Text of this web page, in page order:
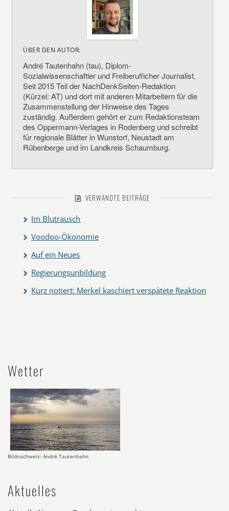
ÜBER DEN AUTOR:
André Tautenhahn (tau), Diplom-
Sozialwissenschaftler und Freiberuflicher Journalist.
Seit 2015 Teil der NachDenkSeiten-Redaktion
(Kürzel: AT) und dort mit anderen Mitarbeitern für die
Zusammenstellung der Hinweise des Tages
zuständig. Außerdem gehört er zum Redaktionsteam
des Oppermann-Verlages in Rodenberg und schreibt
für regionale Blätter in Wunstorf, Neustadt am
Rübenberge und im Landkreis Schaumburg.
VERWANDTE BEITRÄGE
Im Blutrausch
Voodoo-Ökonomie
Auf ein Neues
Regierungsunbildung
Kurz notiert: Merkel kaschiert verspätete Reaktion
Wetter
Bildnachweis: André Tautenhahn
Aktuelles